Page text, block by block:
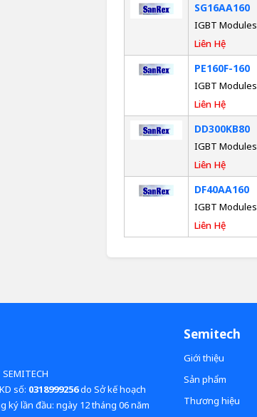
SG16AA160
IGBT Modules
Liên Hệ
PE160F-160
IGBT Modules
Liên Hệ
DD300KB80
IGBT Modules
Liên Hệ
DF40AA160
IGBT Modules
Liên Hệ
số: 0318999256do Sở kế hoạch
ký lần đầu: ngày 12 tháng 06 năm
Semitech
Giới thiệu
Sản phẩm
Thương hiệu